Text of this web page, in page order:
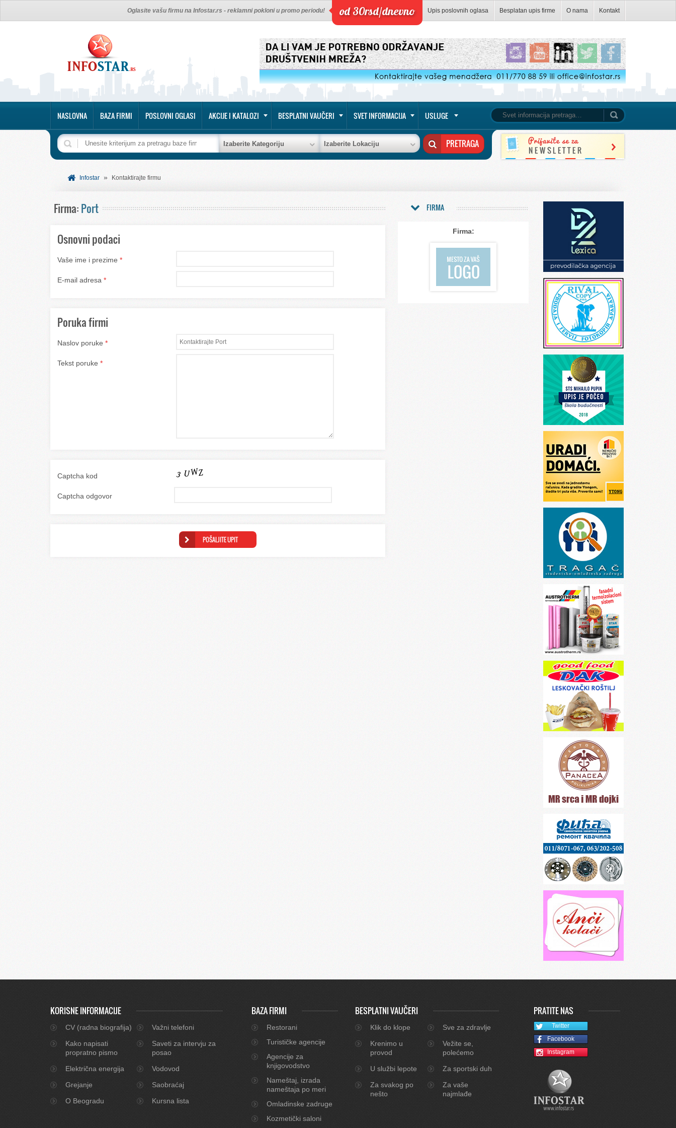
Upis poslovnih oglasa Besplatan upis firme O nama Kontakt
od 30rsd/dnevno
Oglasite vašu firmu na Infostar.rs - reklamni pokloni u promo periodu!
NASLOVNA BAZA FIRMI POSLOVNI OGLASI AKCIJE I KATALOZI BESPLATNI VAUČERI SVET INFORMACIJA USLUGE
Izaberite Kategoriju Izaberite Lokaciju
Infostar » Kontaktirajte firmu
Firma:Port
Osnovni podaci
Vaše ime i prezime *
E-mail adresa *
Poruka firmi
Naslov poruke *
Tekst poruke *
Captcha kod
Captcha odgovor
FIRMA
Firma:
KORISNE INFORMACIJE
CV (radna biografija)
Važni telefoni
Kako napisati
propratno pismo
Saveti za intervju za
posao
Električna energija
Vodovod
Grejanje
Saobraćaj
O Beogradu
Kursna lista
BAZA FIRMI
Restorani
Turističke agencije
Agencije za
knjigovodstvo
Nameštaj, izrada
nameštaja po meri
Omladinske zadruge
Kozmetički saloni
BESPLATNI VAUČERI
Klik do klope
Sve za zdravlje
Krenimo u
provod
Vežite se,
polećemo
U službi lepote
Za sportski duh
Za svakog po
nešto
Za vaše
najmlađe
PRATITE NAS
Twitter
Facebook
Instagram